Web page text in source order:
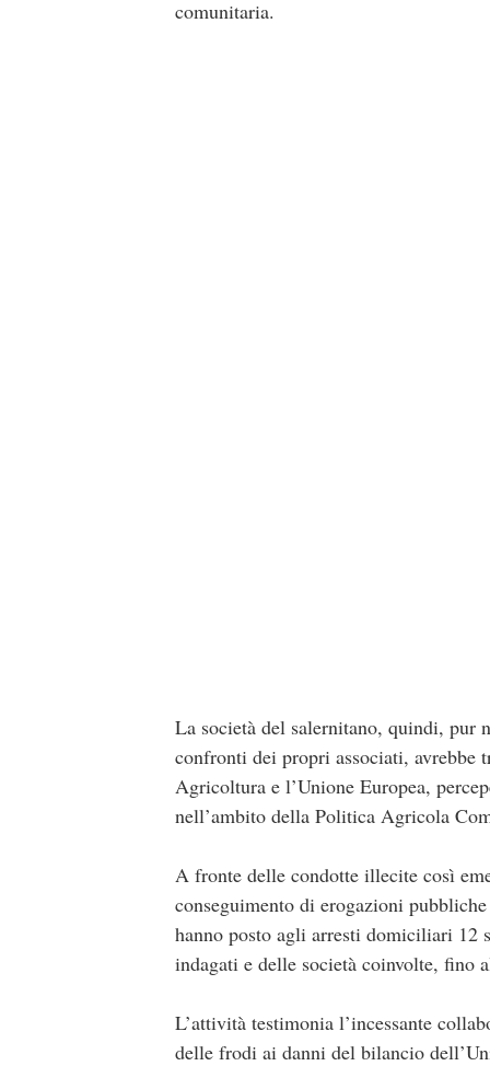
comunitaria.
La società del salernitano, quindi, pur
confronti dei propri associati, avrebbe
Agricoltura e l’Unione Europea,
nell’ambito della Politica Agricola
A fronte delle condotte illecite così
conseguimento di erogazioni
hanno posto agli arresti domiciliari 12
indagati e delle società coinvolte, fino
L’attività testimonia l’incessante
delle frodi ai danni del bilancio